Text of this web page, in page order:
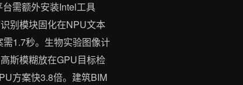
需额外安装Intel工具
别模块固化在NPU文本
1.7秒。生物实验图像计
斯模糊放在GPU目标检
方案快3.8倍。建筑BIM